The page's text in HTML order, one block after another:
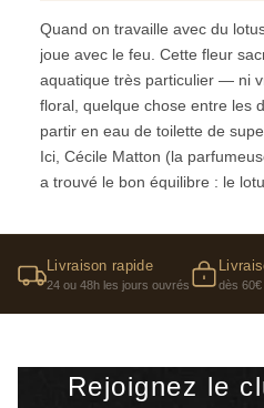
symbole de beauté et
Quand on travaille avec du
joue avec le feu. Cette fleur
aquatique très particulier — ni
floral, quelque chose entre les
partir en eau de toilette de
Ici, Cécile Matton (la
a trouvé le bon équilibre : le
sent qu'il y a du travail
comment faire vibrer cette
dénaturer.
n'est pas dans du Chloé
cette rencontre entre l'Égypte
Livraison rapide
24 ou 48h les jours ouvrés dès
Rejoignez le